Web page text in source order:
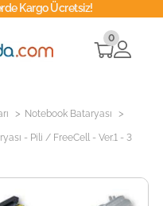
Ücretsiz!
0
> Notebook Bataryası >
- Pili / FreeCell - Ver.1 - 3